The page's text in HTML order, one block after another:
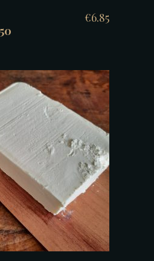
€6.85
AAN WINKELWAGEN